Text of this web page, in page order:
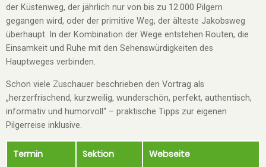
der Küstenweg, der jährlich nur von bis zu 12.000 Pilgern
gegangen wird, oder der primitive Weg, der älteste Jakobsweg
überhaupt. In der Kombination der Wege entstehen Routen, die
Einsamkeit und Ruhe mit den Sehenswürdigkeiten des
Hauptweges verbinden.
Schon viele Zuschauer beschrieben den Vortrag als
„herzerfrischend, kurzweilig, wunderschön, perfekt, authentisch,
informativ und humorvoll“ – praktische Tipps zur eigenen
Pilgerreise inklusive.
Termin Sektion Webseite